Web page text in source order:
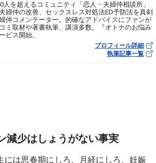
人を超えるコミュニティ「恋人・夫婦仲相談所」
婦仲の改善、セックスレス対処法ED予防法を真剣
仲コメンテーター。的確なアドバイスにファンが
ミ取材や著書執筆、講演多数。『オトナのお悩み
ビス開始。
プロフィール詳細
執筆記事一覧
減少はしょうがない事実
には思春期にしろ、月経にしろ、妊娠